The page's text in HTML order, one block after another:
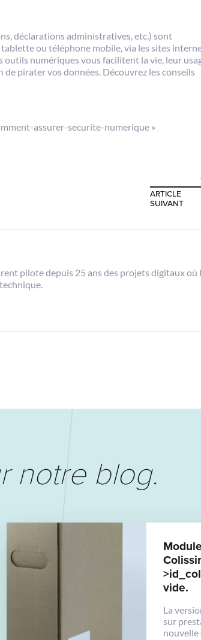
déclarations administratives, etc.) sont
ou téléphone mobile, via les sites
outils numériques vous facilitent la vie, leur
pirater vos données. Découvrez les conseils
assurer-securite-numerique »
ARTICLE
SUIVANT
pilote depuis 25 ans des projets digitaux où
notre blog.
vide.
La
sur
nouvelle